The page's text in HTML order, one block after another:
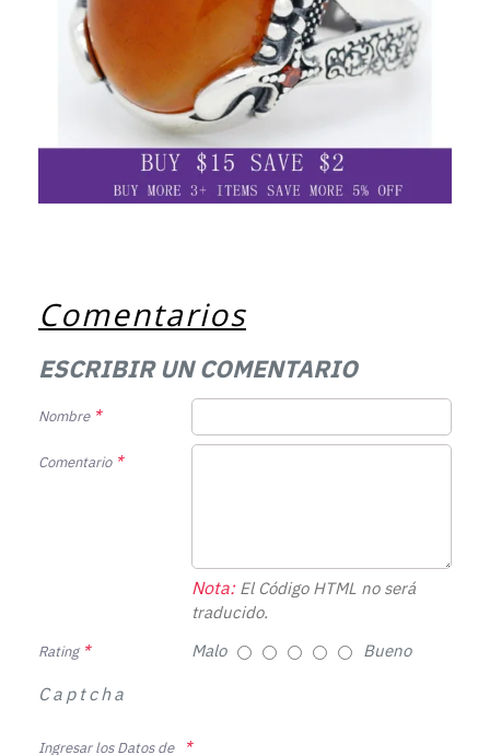
Comentarios
ESCRIBIR UN COMENTARIO
Nombre
Comentario
Nota:El Código HTML no será
traducido.
Rating Malo Bueno
Captcha
Ingresar los Datos de